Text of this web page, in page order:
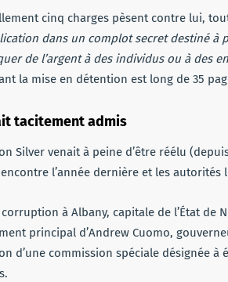
cinq charges pèsent contre lui,
dans un complot secret destiné à
de l’argent à des individus ou à des
la mise en détention est long de 35
tacitement admis
Silver venait à peine d’être réélu
l’année dernière et les
corruption à Albany, capitale de l’État de
principal d’Andrew Cuomo,
d’une commission spéciale désignée